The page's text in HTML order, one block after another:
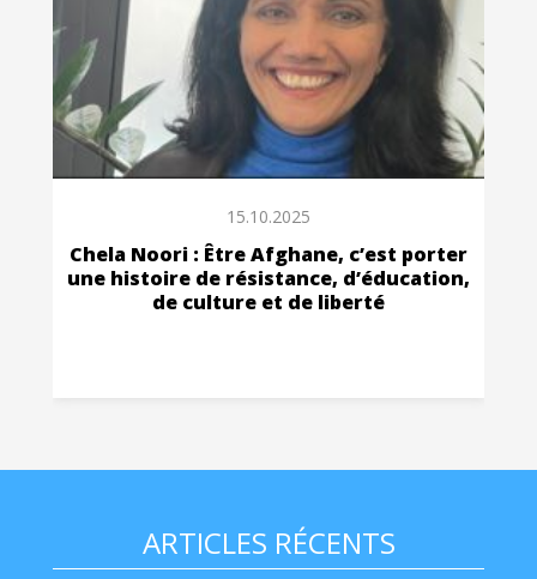
15.10.2025
Chela Noori : Être Afghane, c’est porter
une histoire de résistance, d’éducation,
de culture et de liberté
ARTICLES RÉCENTS